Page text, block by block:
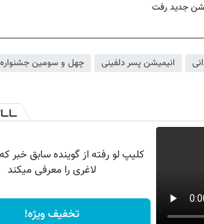
جدید رفت
انیمیشن پسر دلفینی چهل و سومین
کلیپ لو رفته از گوینده سابق
لاغری را معرفی میکند
تخفیف ویژه!